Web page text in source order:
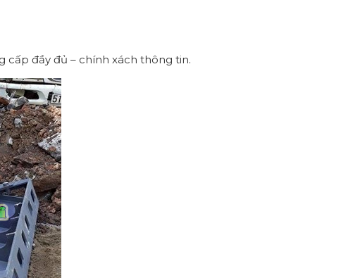
cấp đầy đủ – chính xách thông tin.